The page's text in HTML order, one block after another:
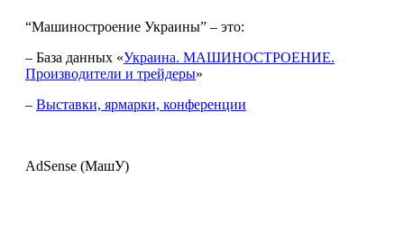
“Машиностроение Украины” – это:
– База данных «Украина. МАШИНОСТРОЕНИЕ.
Производители и трейдеры»
– Выставки, ярмарки, конференции
AdSense (МашУ)